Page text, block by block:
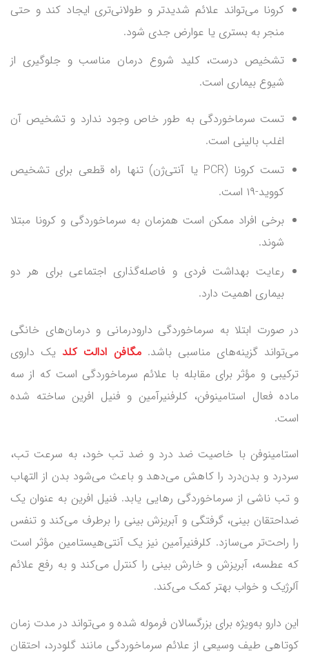
کرونا می‌تواند علائم شدیدتر و طولانی‌تری ایجاد کند و حتی
منجر به بستری یا عوارض جدی شود.
تشخیص درست، کلید شروع درمان مناسب و جلوگیری از
شیوع بیماری است.
تست سرماخوردگی به طور خاص وجود ندارد و تشخیص آن
اغلب بالینی است.
تست کرونا (PCR یا آنتی‌ژن) تنها راه قطعی برای تشخیص
کووید-۱۹ است.
برخی افراد ممکن است همزمان به سرماخوردگی و کرونا مبتلا
شوند.
رعایت بهداشت فردی و فاصله‌گذاری اجتماعی برای هر دو
بیماری اهمیت دارد.
در صورت ابتلا به سرماخوردگی دارودرمانی و درمان‌های خانگی
می‌تواند گزینه‌های مناسبی باشد.مگافن ادالت کلدیک داروی
ترکیبی و مؤثر برای مقابله با علائم سرماخوردگی است که از سه
ماده فعال استامینوفن، کلرفنیرآمین و فنیل افرین ساخته شده
است.
استامینوفن با خاصیت ضد درد و ضد تب خود، به سرعت تب،
سردرد و بدن‌درد را کاهش می‌دهد و باعث می‌شود بدن از التهاب
و تب ناشی از سرماخوردگی رهایی یابد. فنیل افرین به عنوان یک
ضداحتقان بینی، گرفتگی و آبریزش بینی را برطرف می‌کند و تنفس
را راحت‌تر می‌سازد. کلرفنیرآمین نیز یک آنتی‌هیستامین مؤثر است
که عطسه، آبریزش و خارش بینی را کنترل می‌کند و به رفع علائم
آلرژیک و خواب بهتر کمک می‌کند.
این دارو به‌ویژه برای بزرگسالان فرموله شده و می‌تواند در مدت زمان
کوتاهی طیف وسیعی از علائم سرماخوردگی مانند گلودرد، احتقان